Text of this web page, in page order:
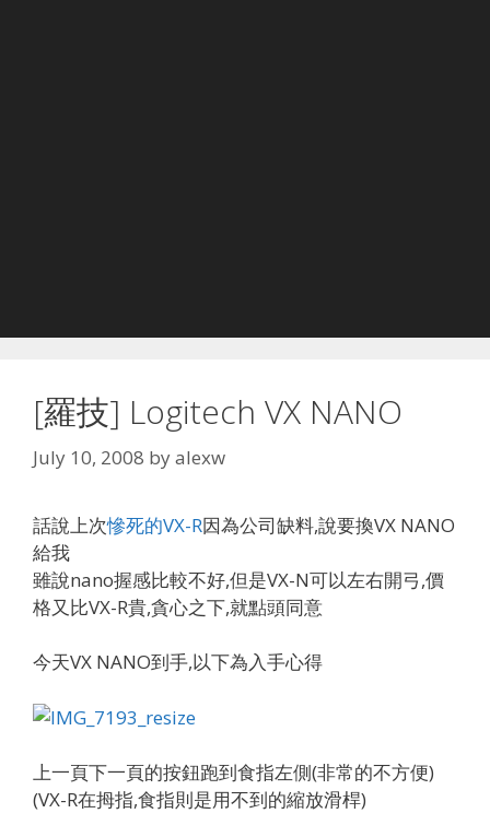
[羅技] Logitech VX NANO
July 10, 2008 byalexw
話說上次慘死的VX-R因為公司缺料,說要換VX NANO
給我
雖說nano握感比較不好,但是VX-N可以左右開弓,價
格又比VX-R貴,貪心之下,就點頭同意
今天VX NANO到手,以下為入手心得
上一頁下一頁的按鈕跑到食指左側(非常的不方便)
(VX-R在拇指,食指則是用不到的縮放滑桿)